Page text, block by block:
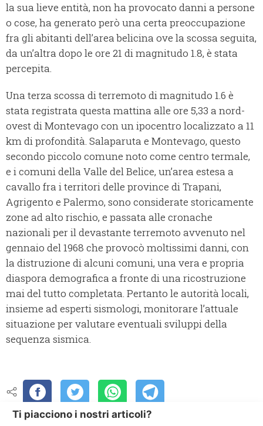
la sua lieve entità, non ha provocato danni a persone
o cose, ha generato però una certa preoccupazione
fra gli abitanti dell’area belicina ove la scossa seguita,
da un’altra dopo le ore 21 di magnitudo 1.8, è stata
percepita.
Una terza scossa di terremoto di magnitudo 1.6 è
stata registrata questa mattina alle ore 5,33 a nord-
ovest di Montevago con un ipocentro localizzato a 11
km di profondità. Salaparuta e Montevago, questo
secondo piccolo comune noto come centro termale,
e i comuni della Valle del Belice, un’area estesa a
cavallo fra i territori delle province di Trapani,
Agrigento e Palermo, sono considerate storicamente
zone ad alto rischio, e passata alle cronache
nazionali per il devastante terremoto avvenuto nel
gennaio del 1968 che provocò moltissimi danni, con
la distruzione di alcuni comuni, una vera e propria
diaspora demografica a fronte di una ricostruzione
mai del tutto completata. Pertanto le autorità locali,
insieme ad esperti sismologi, monitorare l’attuale
situazione per valutare eventuali sviluppi della
sequenza sismica.
Ti piacciono i nostri articoli?